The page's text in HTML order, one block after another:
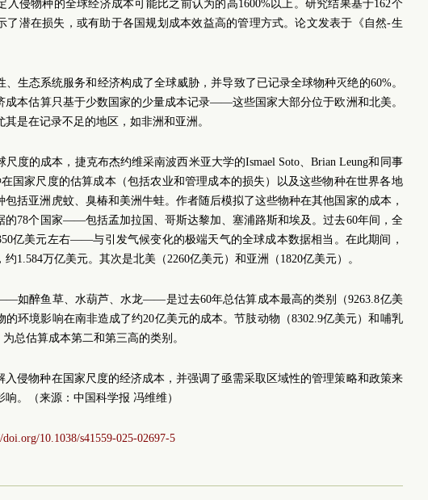
入侵物种的全球经济成本可能比之前认为的高1600%以上。研究结果基于162个
了潜在损失，或有助于各国规划成本效益高的管理方式。论文发表于《自然-生
、生态系统服务和经济构成了全球威胁，并导致了已记录全球物种灭绝的60%。
成本估算只基于少数国家的少量成本记录——这些国家大部分位于欧洲和北美。
是在记录不足的地区，如非洲和亚洲。
尺度的成本，捷克布杰约维采南波西米亚大学的Ismael Soto、Brian Leung和同事
国家尺度的估算成本（包括农业和管理成本的损失）以及这些物种在世界各地
包括亚洲虎蚊、臭椿和美洲牛蛙。作者随后模拟了这些物种在其他国家的成本，
的78个国家——包括孟加拉国、哥斯达黎加、塞浦路斯和埃及。过去60年间，全
亿美元左右——与引发气候变化的极端天气的全球成本数据相当。在此期间，
1.584万亿美元。其次是北美（2260亿美元）和亚洲（1820亿美元）。
如醉鱼草、水葫芦、水龙——是过去60年总估算成本最高的类别（9263.8亿美
的环境影响在南非造成了约20亿美元的成本。节肢动物（8302.9亿美元）和哺乳
总估算成本第二和第三高的类别。
入侵物种在国家尺度的经济成本，并强调了亟需采取区域性的管理策略和政策来
。（来源：中国科学报 冯维维）
doi.org/10.1038/s41559-025-02697-5